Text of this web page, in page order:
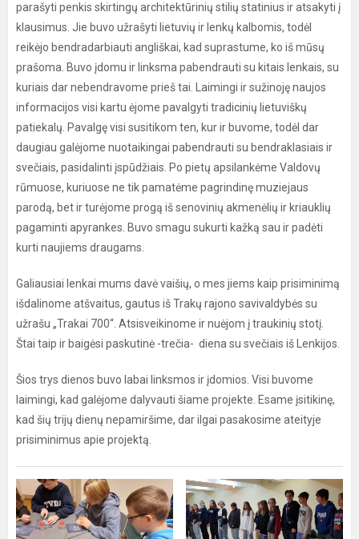
parašyti penkis skirtingų architektūrinių stilių statinius ir atsakyti į
klausimus. Jie buvo užrašyti lietuvių ir lenkų kalbomis, todėl
reikėjo bendradarbiauti angliškai, kad suprastume, ko iš mūsų
prašoma. Buvo įdomu ir linksma pabendrauti su kitais lenkais, su
kuriais dar nebendravome prieš tai. Laimingi ir sužinoję naujos
informacijos visi kartu ėjome pavalgyti tradicinių lietuviškų
patiekalų. Pavalgę visi susitikom ten, kur ir buvome, todėl dar
daugiau galėjome nuotaikingai pabendrauti su bendraklasiais ir
svečiais, pasidalinti įspūdžiais. Po pietų apsilankėme Valdovų
rūmuose, kuriuose ne tik pamatėme pagrindinę muziejaus
parodą, bet ir turėjome progą iš senovinių akmenėlių ir kriauklių
pagaminti apyrankes. Buvo smagu sukurti kažką sau ir padėti
kurti naujiems draugams.
Galiausiai lenkai mums davė vaišių, o mes jiems kaip prisiminimą
išdalinome atšvaitus, gautus iš Trakų rajono savivaldybės su
užrašu „Trakai 700“. Atsisveikinome ir nuėjom į traukinių stotį.
Štai taip ir baigėsi paskutinė -trečia- diena su svečiais iš Lenkijos.
Šios trys dienos buvo labai linksmos ir įdomios. Visi buvome
laimingi, kad galėjome dalyvauti šiame projekte. Esame įsitikinę,
kad šių trijų dienų nepamiršime, dar ilgai pasakosime ateityje
prisiminimus apie projektą.